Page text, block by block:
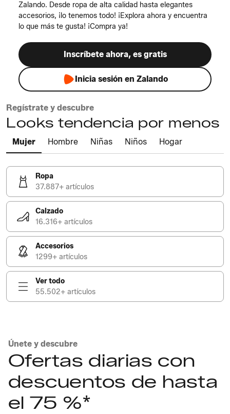
Zalando. Desde ropa de alta calidad hasta elegantes
accesorios, ¡lo tenemos todo! ¡Explora ahora y encuentra
lo que más te gusta! ¡Compra ya!
Inscríbete ahora, es gratis
Inicia sesión en Zalando
Regístrate y descubre
Looks tendencia por menos
Mujer Hombre Niñas Niños Hogar
Ropa
37.887+ artículos
Calzado
16.316+ artículos
Accesorios
1299+ artículos
Ver todo
55.502+ artículos
Únete y descubre
Ofertas diarias con
descuentos de hasta
el 75 %*